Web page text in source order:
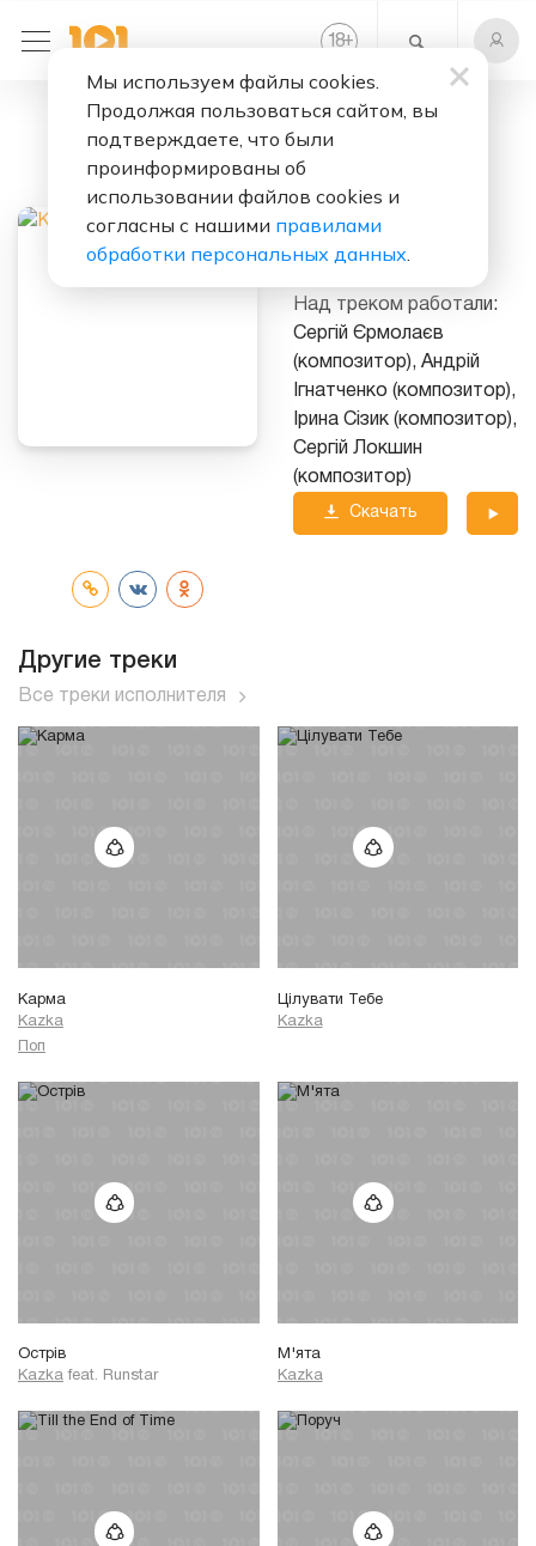
18+
Палала
Альбом:NIRVANA
Над треком работали:
Сергій Єрмолаєв
(композитор), Андрій
Ігнатченко (композитор),
Ірина Сізик (композитор),
Сергій Локшин
(композитор)
Скачать
Другие треки
Все треки исполнителя
Карма
Kazka
Поп
Цілувати Тебе
Kazka
Острів
Kazka feat. Runstar
М'ята
Kazka
Мы используем файлы cookies.
Продолжая пользоваться сайтом, вы
подтверждаете, что были
проинформированы об
использовании файлов cookies и
согласны с нашими правилами
обработки персональных данных.